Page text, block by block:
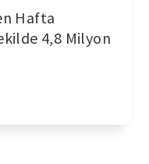
Hafta
4,8 Milyon